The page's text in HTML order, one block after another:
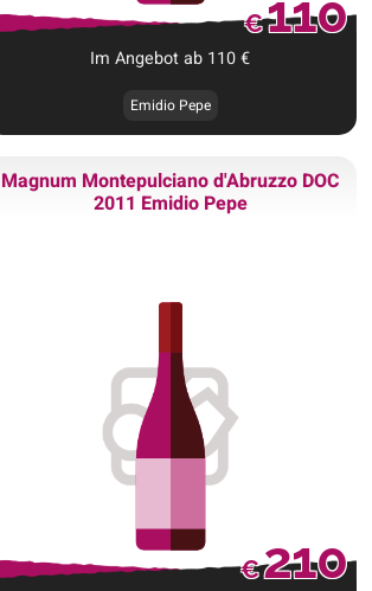
€110
Im Angebot ab 110 €
Emidio Pepe
Magnum Montepulciano d'Abruzzo DOC
2011 Emidio Pepe
€210